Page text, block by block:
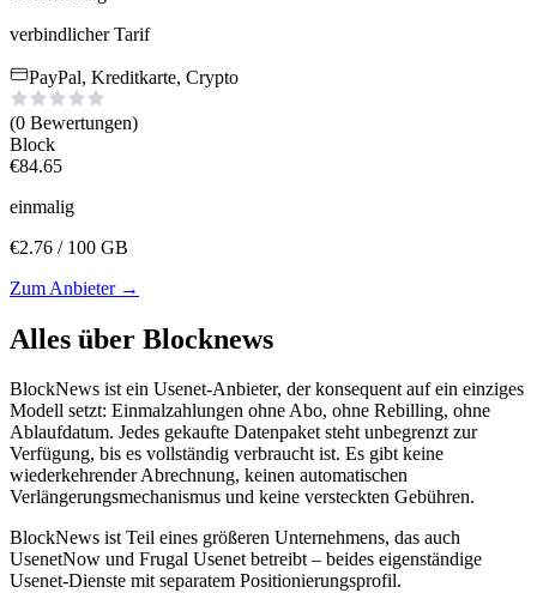
verbindlicher Tarif
PayPal, Kreditkarte, Crypto
(0 Bewertungen)
Block
€84.65
einmalig
€2.76 / 100 GB
Zum Anbieter→
Alles über Blocknews
BlockNews ist ein Usenet-Anbieter, der konsequent auf ein einziges
Modell setzt: Einmalzahlungen ohne Abo, ohne Rebilling, ohne
Ablaufdatum. Jedes gekaufte Datenpaket steht unbegrenzt zur
Verfügung, bis es vollständig verbraucht ist. Es gibt keine
wiederkehrender Abrechnung, keinen automatischen
Verlängerungsmechanismus und keine versteckten Gebühren.
BlockNews ist Teil eines größeren Unternehmens, das auch
UsenetNow und Frugal Usenet betreibt – beides eigenständige
Usenet-Dienste mit separatem Positionierungsprofil.